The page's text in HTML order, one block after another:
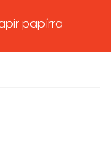
papírra